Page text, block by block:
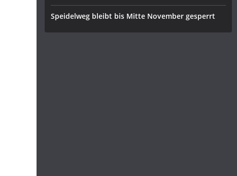
Speidelweg bleibt bis Mitte November gesperrt